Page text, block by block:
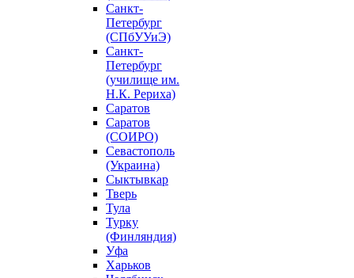
Санкт-
Петербург
(СПбУУиЭ)
Санкт-
Петербург
(училище им.
Н.К. Рериха)
Саратов
Саратов
(СОИРО)
Севастополь
(Украина)
Сыктывкар
Тверь
Тула
Турку
(Финляндия)
Уфа
Харьков